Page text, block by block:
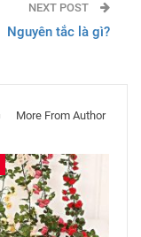
NEXT POST
Nguyên tắc là gì?
More From Author